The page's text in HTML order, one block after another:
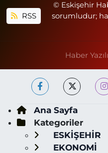
RSS
© Eskişehir
sorumludur;
Haber
Ana Sayfa
Kategoriler
ESKİŞEHİR
EKONOMİ